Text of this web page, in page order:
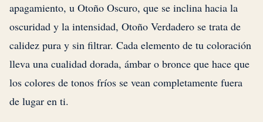
apagamiento, u Otoño Oscuro, que se inclina hacia la
oscuridad y la intensidad, Otoño Verdadero se trata de
calidez pura y sin filtrar. Cada elemento de tu coloración
lleva una cualidad dorada, ámbar o bronce que hace que
los colores de tonos fríos se vean completamente fuera
de lugar en ti.